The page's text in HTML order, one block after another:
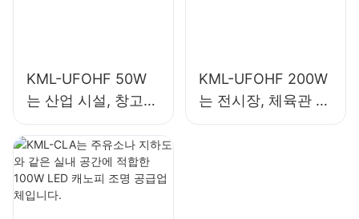
KML-UFOHF 50W
는 산업 시설, 창고
및 기타 실내 조명 용
도에 적합한 LED 하
이베이 조명입니다.
KML-UFOHF 200W
는 전시장, 체육관 등
의 실내 조명용 LED